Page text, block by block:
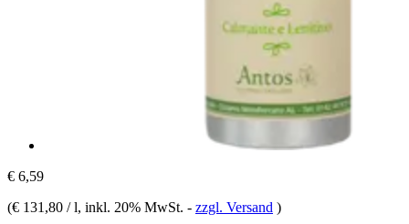
€ 6,59
(€ 131,80 / l, inkl. 20% MwSt. - zzgl. Versand )